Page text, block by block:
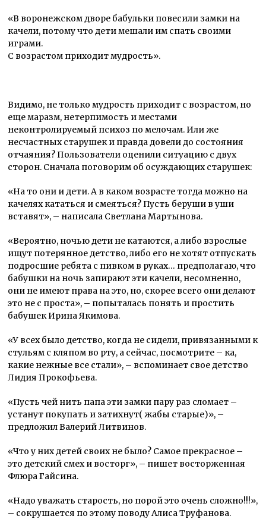
«В воронежском дворе бабульки повесили замки на
качели, потому что дети мешали им спать своими
играми.
С возрастом приходит мудрость».
Видимо, не только мудрость приходит с возрастом, но
еще маразм, нетерпимость и местами
неконтролируемый психоз по мелочам. Или же
несчастных старушек и правда довели до состояния
отчаяния? Пользователи оценили ситуацию с двух
сторон. Сначала поговорим об осуждающих старушек:
«На то они и дети. А в каком возрасте тогда можно на
качелях кататься и смеяться? Пусть беруши в уши
вставят», – написала Светлана Мартынова.
«Вероятно, ночью дети не катаются, а либо взрослые
ищут потерянное детство, либо его не хотят отпускать
подросшие ребята с пивком в руках… предполагаю, что
бабушки на ночь запирают эти качели, несомненно,
они не имеют права на это, но, скорее всего они делают
это не с проста», – попыталась понять и простить
бабушек Ирина Якимова.
«У всех было детство, когда не сидели, привязанными к
стульям с кляпом во рту, а сейчас, посмотрите – ка,
какие нежные все стали», – вспоминает свое детство
Лидия Прокофьева.
«Пусть чей нить папа эти замки пару раз сломает –
устанут покупать и затихнут( жабы старые)», –
предложил Валерий Литвинов.
«Что у них детей своих не было? Самое прекрасное –
это детский смех и восторг», – пишет восторженная
Флюра Гайсина.
«Надо уважать старость, но порой это очень сложно!!!»,
– сокрушается по этому поводу Алиса Труфанова.